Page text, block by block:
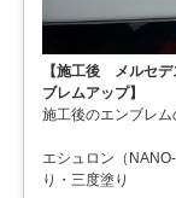
【施工後 メルセ
ブレムアップ】
施工後のエンブレム
エシュロン（
り・三度塗り